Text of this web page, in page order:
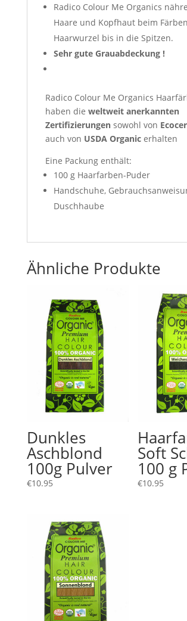
Radico Colour Me Organics
Haare und Kopfhaut beim
Haarwurzel bis in die Spitzen.
Sehr gute Grauabdeckung !
Radico Colour Me Organics
haben die weltweit anerkannten
Zertifizierungensowohl von
auch von USDA Organicerhalten
Eine Packung enthält:
100 g Haarfarben-Puder
Handschuhe,
Duschhaube
Ähnliche Produkte
Dunkles
Aschblond
100g Pulver
€10.95
Soft
100 g
€10.95